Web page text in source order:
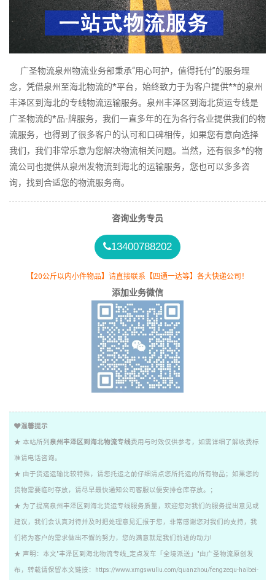
广圣物流泉州物流业务部秉承“用心呵护，值得托付”的服务理
念，凭借泉州至海北物流的*平台，始终致力于为客户提供**的泉州
丰泽区到海北的专线物流运输服务。泉州丰泽区到海北货运专线是
广圣物流的*品-牌服务，我们一直多年的在为各行各业提供我们的物
流服务，也得到了很多客户的认可和口碑相传，如果您有意向选择
我们，我们非常乐意为您解决物流相关问题。当然，还有很多*的物
流公司也提供从泉州发物流到海北的运输服务，您也可以多多咨
询，找到合适您的物流服务商。
咨询业务专员
13400788202
【20公斤以内小件物品】请直接联系【四通一达等】各大快递公司！
添加业务微信
温馨提示
★ 本站所列 泉州丰泽区到海北物流专线费用与时效仅供参考，如需详细了解收费标
准请电话咨询。
★ 由于货运运输比较特殊，请您托运之前仔细清点您所托运的所有物品；如果您的
货物需要临时存放，请尽早最快通知公司客服以便安排仓库存放。；
★ 为了提高泉州丰泽区到海北货运专线服务质量，欢迎您对我们的服务提出意见或
建议，我们会认真对待并及时把处理意见汇报于您，非常感谢您对我们的支持，我
们将为客户的需求做出不懈的努力，您的满意就是我们前进的动力!
★ 声明：本文"丰泽区到海北物流专线_定点发车「全境派送」"由广圣物流原创发
布，转载请保留本文链接：https://www.xmgswuliu.com/quanzhou/fengzequ-haibei-